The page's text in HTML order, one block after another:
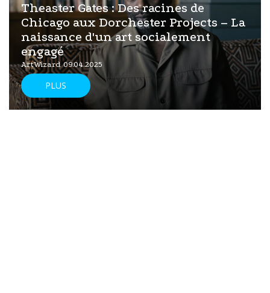
Theaster Gates : Des racines de
Chicago aux Dorchester Projects – La
naissance d'un art socialement
engagé
ArtWizard 09.04.2025
PLUS